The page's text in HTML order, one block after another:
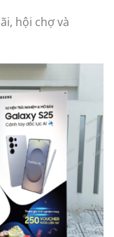
hội chợ và